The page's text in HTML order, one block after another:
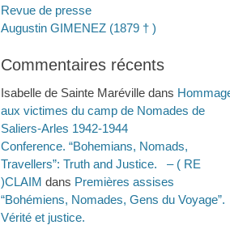
Revue de presse
Augustin GIMENEZ (1879 † )
Commentaires récents
Isabelle de Sainte Maréville dans
aux victimes du camp de Nomades de
Saliers-Arles 1942-1944
Conference. “Bohemians, Nomads,
Travellers”: Truth and Justice. – ( RE
)CLAIM dans Premières assises
“Bohémiens, Nomades, Gens du Voyage”.
Vérité et justice.